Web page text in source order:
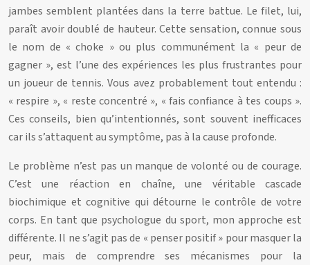
jambes semblent plantées dans la terre battue. Le filet, lui,
paraît avoir doublé de hauteur. Cette sensation, connue sous
le nom de « choke » ou plus communément la « peur de
gagner », est l’une des expériences les plus frustrantes pour
un joueur de tennis. Vous avez probablement tout entendu :
« respire », « reste concentré », « fais confiance à tes coups ».
Ces conseils, bien qu’intentionnés, sont souvent inefficaces
car ils s’attaquent au symptôme, pas à la cause profonde.
Le problème n’est pas un manque de volonté ou de courage.
C’est une réaction en chaîne, une véritable cascade
biochimique et cognitive qui détourne le contrôle de votre
corps. En tant que psychologue du sport, mon approche est
différente. Il ne s’agit pas de « penser positif » pour masquer la
peur, mais de comprendre ses mécanismes pour la